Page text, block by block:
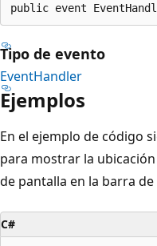
public event
Tipo de evento
EventHandler
Ejemplos
En el ejemplo de código
para mostrar la
de pantalla en la barra
C#